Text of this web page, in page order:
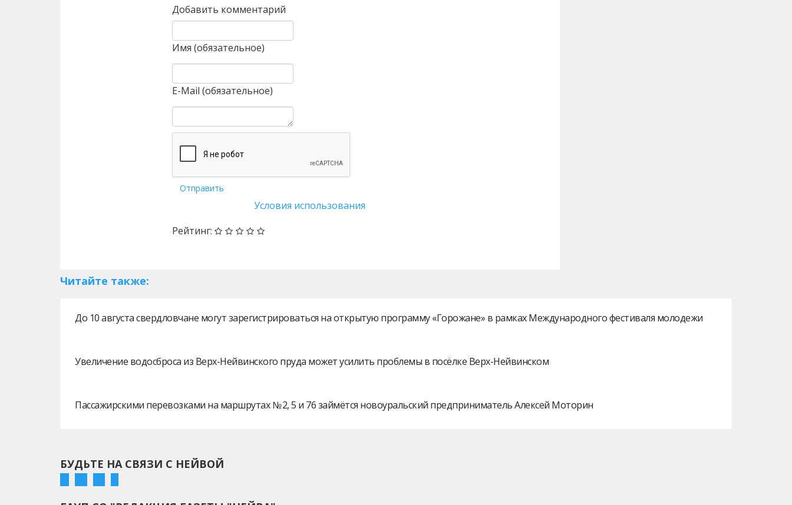
Добавить комментарий
Имя (обязательное)
E-Mail (обязательное)
Отправить
Условия использования
Рейтинг:
Читайте также:
До 10 августа свердловчане могут зарегистрироваться на открытую программу «Горожане» в рамках Международного фестиваля молодежи
Увеличение водосброса из Верх-Нейвинского пруда может усилить проблемы в посёлке Верх-Нейвинском
Пассажирскими перевозками на маршрутах № 2, 5 и 76 займётся новоуральский предприниматель Алексей Моторин
БУДЬТЕ НА СВЯЗИ С НЕЙВОЙ